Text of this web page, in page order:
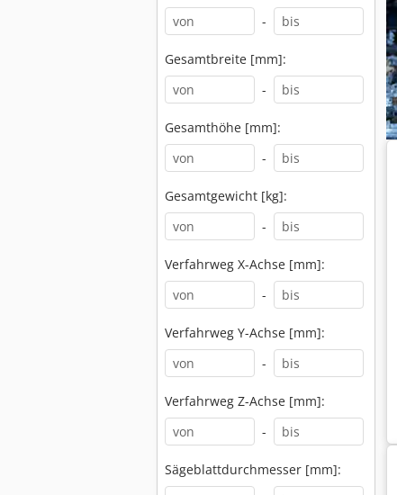
-
Gesamtbreite [mm]:
-
Gesamthöhe [mm]:
-
Gesamtgewicht [kg]:
-
Verfahrweg X-Achse [mm]:
-
Verfahrweg Y-Achse [mm]:
-
Verfahrweg Z-Achse [mm]:
-
Sägeblattdurchmesser [mm]: